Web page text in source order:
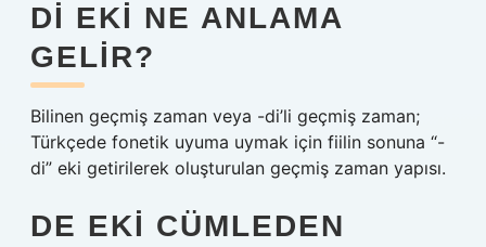
DI EKI NE ANLAMA
GELIR?
Bilinen geçmiş zaman veya -di’li geçmiş zaman;
Türkçede fonetik uyuma uymak için fiilin sonuna “-
di” eki getirilerek oluşturulan geçmiş zaman yapısı.
DE EKI CÜMLEDEN